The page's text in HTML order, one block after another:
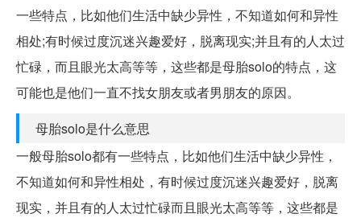
一些特点，比如他们生活中缺少异性，不知道如何和异性
相处;有时候过度沉迷兴趣爱好，脱离现实;并且有的人太过
忙碌，而且眼光太高等等，这些都是母胎solo的特点，这
可能也是他们一直不找女朋友或者男朋友的原因。
母胎solo是什么意思
一般母胎solo都有一些特点，比如他们生活中缺少异性，
不知道如何和异性相处，有时候过度沉迷兴趣爱好，脱离
现实，并且有的人太过忙碌而且眼光太高等等，这些都是